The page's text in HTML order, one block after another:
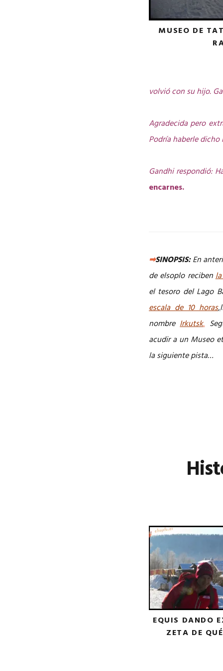
MUSEO DE
volvió con su hijo.
Agradecida pero
Podría haberle dicho
Gandhi respondió:
encarnes.
➡SINOPSIS:En
de elsoplo reciben
el tesoro del Lago
escala de 10 horas,
nombreIrkutsk.
acudir a un Museo
la siguiente pista…
EQUIS DANDO
ZETA DE